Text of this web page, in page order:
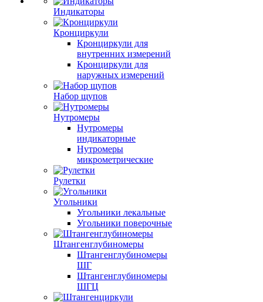
Индикаторы
Кронциркули
Кронциркули для
внутренних измерений
Кронциркули для
наружных измерений
Набор щупов
Нутромеры
Нутромеры
индикаторные
Нутромеры
микрометрические
Рулетки
Угольники
Угольники лекальные
Угольники поверочные
Штангенглубиномеры
Штангенглубиномеры
ШГ
Штангенглубиномеры
ШГЦ